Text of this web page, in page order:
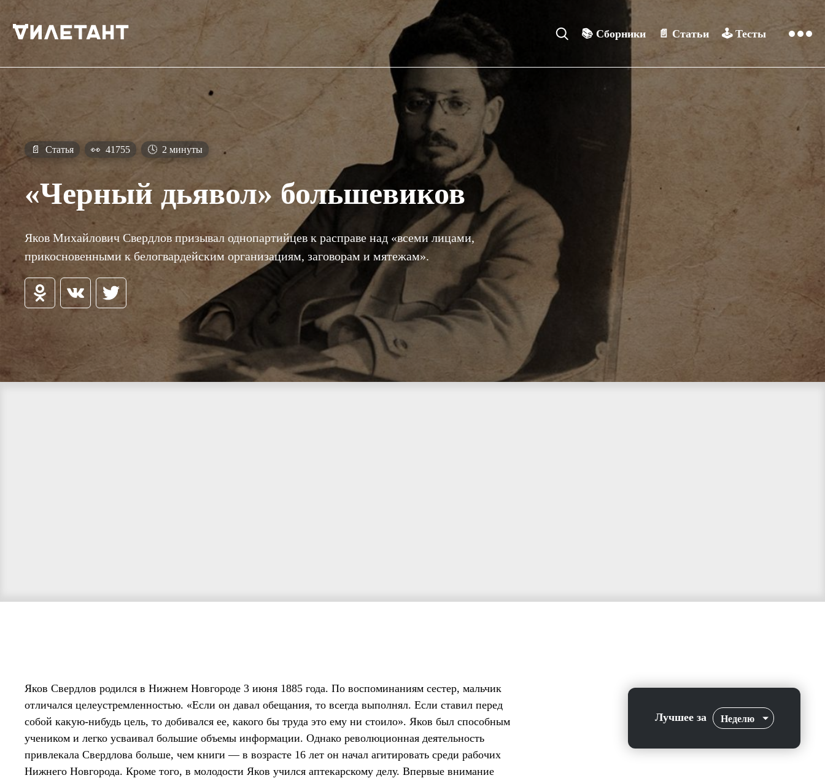
📚 Сборники 📄 Статьи 🕹️ Тесты
📄 Статья 👀 41755 🕓 2 минуты
«Черный дьявол» большевиков
Яков Михайлович Свердлов призывал однопартийцев к расправе над «всеми лицами,
прикосновенными к белогвардейским организациям, заговорам и мятежам».
Яков Свердлов родился в Нижнем Новгороде 3 июня 1885 года. По воспоминаниям сестер, мальчик
отличался целеустремленностью. «Если он давал обещания, то всегда выполнял. Если ставил перед
собой какую-нибудь цель, то добивался ее, какого бы труда это ему ни стоило». Яков был способным
учеником и легко усваивал большие объемы информации. Однако революционная деятельность
привлекала Свердлова больше, чем книги — в возрасте 16 лет он начал агитировать среди рабочих
Нижнего Новгорода. Кроме того, в молодости Яков учился аптекарскому делу. Впервые внимание
Лучшее за Неделю